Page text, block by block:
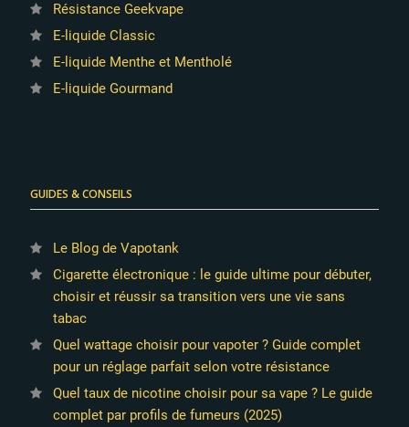
Résistance Geekvape
E-liquide Classic
E-liquide Menthe et Mentholé
E-liquide Gourmand
GUIDES & CONSEILS
Le Blog de Vapotank
Cigarette électronique : le guide ultime pour débuter,
choisir et réussir sa transition vers une vie sans
tabac
Quel wattage choisir pour vapoter ? Guide complet
pour un réglage parfait selon votre résistance
Quel taux de nicotine choisir pour sa vape ? Le guide
complet par profils de fumeurs (2025)